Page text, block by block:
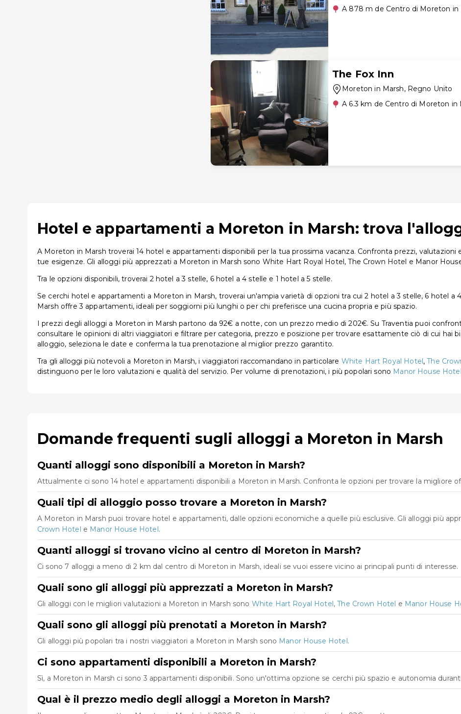
A 878 m de Centro di Moreton in
The Fox Inn
Moreton in Marsh, Regno Unito
A 6.3 km de Centro di Moreton in
Hotel e appartamenti a Moreton in Marsh: trova
A Moreton in Marsh troverai 14 hotel e appartamenti disponibili per la tua prossima vacanza. Confronta prezzi,
tue esigenze. Gli alloggi più apprezzati a Moreton in Marsh sono White Hart Royal Hotel, The Crown Hotel e Manor
Tra le opzioni disponibili, troverai 2 hotel a 3 stelle, 6 hotel a 4 stelle e 1 hotel a 5 stelle.
Se cerchi hotel e appartamenti a Moreton in Marsh, troverai un'ampia varietà di opzioni tra cui 2 hotel a 3 stelle, 6 hotel a
Marsh offre 3 appartamenti, ideali per soggiorni più lunghi o per chi preferisce una cucina propria e più spazio.
I prezzi degli alloggi a Moreton in Marsh partono da 92€ a notte, con un prezzo medio di 202€. Su Traventia puoi
consultare le opinioni di altri viaggiatori e filtrare per categoria, prezzo e posizione per trovare esattamente ciò di cui hai
alloggio, seleziona le date e conferma la tua prenotazione al miglior prezzo garantito.
Tra gli alloggi più notevoli a Moreton in Marsh, i viaggiatori raccomandano in particolare White Hart Royal Hotel,The
distinguono per le loro valutazioni e qualità del servizio. Per volume di prenotazioni, i più popolari sono Manor House Hotel
Domande frequenti sugli alloggi a Moreton in Marsh
Quanti alloggi sono disponibili a Moreton in Marsh?
Attualmente ci sono 14 hotel e appartamenti disponibili a Moreton in Marsh. Confronta le opzioni per trovare la migliore
Quali tipi di alloggio posso trovare a Moreton in Marsh?
A Moreton in Marsh puoi trovare hotel e appartamenti, dalle opzioni economiche a quelle più esclusive. Gli alloggi più
Crown Hotel e Manor House Hotel.
Quanti alloggi si trovano vicino al centro di Moreton in Marsh?
Ci sono 7 alloggi a meno di 2 km dal centro di Moreton in Marsh, ideali se vuoi essere vicino ai principali punti di interesse.
Quali sono gli alloggi più apprezzati a Moreton in Marsh?
Gli alloggi con le migliori valutazioni a Moreton in Marsh sono White Hart Royal Hotel,The Crown Hotel e Manor House
Quali sono gli alloggi più prenotati a Moreton in Marsh?
Gli alloggi più popolari tra i nostri viaggiatori a Moreton in Marsh sono Manor House Hotel.
Ci sono appartamenti disponibili a Moreton in Marsh?
Sì, a Moreton in Marsh ci sono 3 appartamenti disponibili. Sono un'ottima opzione se cerchi più spazio e autonomia
Qual è il prezzo medio degli alloggi a Moreton in Marsh?